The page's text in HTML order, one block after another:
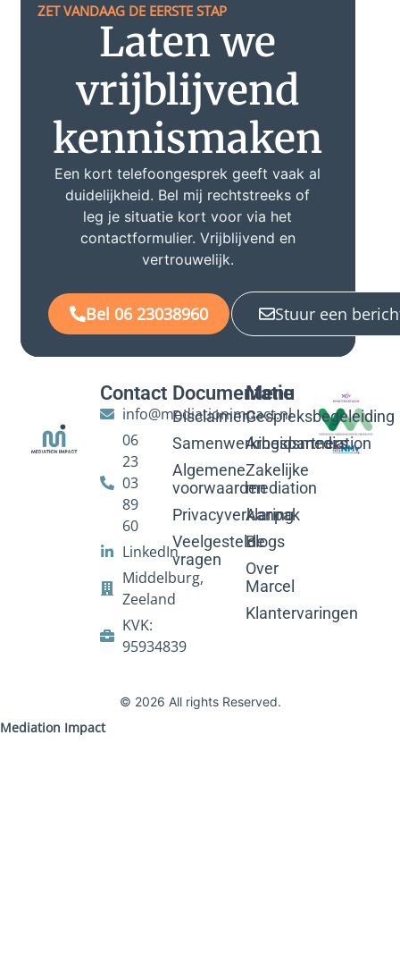
ZET VANDAAG DE EERSTE STAP
Laten we
vrijblijvend
kennismaken
Een kort telefoongesprek geeft vaak al
duidelijkheid. Bel mij rechtstreeks of
leg je situatie kort voor via het
contactformulier. Vrijblijvend en
vertrouwelijk.
Bel 06 23038960 Stuur een
Contact
info@mediationimpact.nl
06
23
03
89
60
LinkedIn
Middelburg,
Zeeland
KVK:
95934839
Documentatie
Disclaimer
Samenwerkingspartners
Algemene
voorwaarden
Privacyverklaring
Veelgestelde
vragen
Menu
Gespreksbegeleiding
Arbeidsmediation
Zakelijke
mediation
Aanpak
Blogs
Over
Marcel
Klantervaringen
© 2026 All rights Reserved.
Mediation Impact